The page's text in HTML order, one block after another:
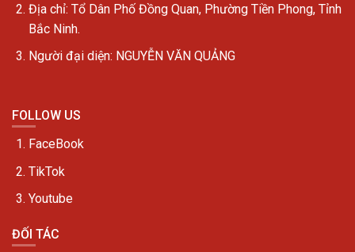
Địa chỉ: Tổ Dân Phố Đồng Quan, Phường Tiền Phong, Tỉnh
Bắc Ninh.
Người đại diện: NGUYỄN VĂN QUẢNG
FOLLOW US
FaceBook
TikTok
Youtube
ĐỐI TÁC